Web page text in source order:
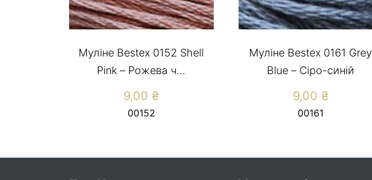
Муліне Bestex 0152 Shell
Pink – Рожева ч...
9,00 ₴
00152
Муліне Bestex 0161 Grey
Blue – Сіро-синій
9,00 ₴
00161